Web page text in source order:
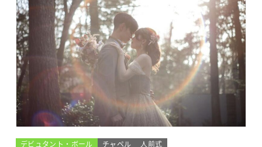
デビュタント・ボール チャペル 人前式